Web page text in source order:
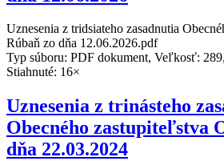
Uznesenia z tridsiateho zasadnutia
Rúbaň zo dňa 12.06.2026.pdf
Typ súboru: PDF dokument, Veľkosť:
Stiahnuté: 16×
Uznesenia z trinásteho
Obecného zastupiteľstva
dňa 22.03.2024